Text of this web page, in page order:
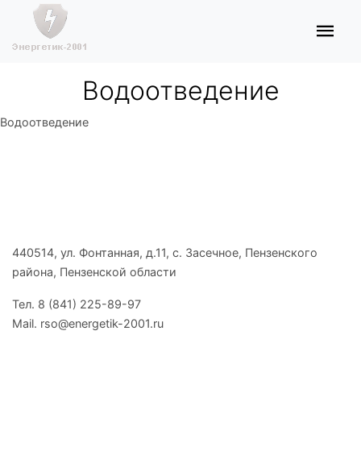
Водоотведение
Водоотведение
440514, ул. Фонтанная, д.11, с. Засечное, Пензенского
района, Пензенской области
Тел. 8 (841) 225-89-97
Mail. rso@energetik-2001.ru